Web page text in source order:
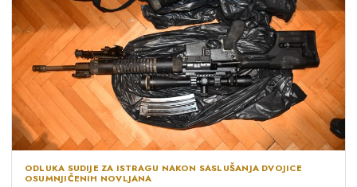
ODLUKA SUDIJE ZA ISTRAGU NAKON SASLUŠANJA DVOJICE
OSUMNJIČENIH NOVLJANA